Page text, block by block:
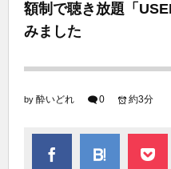
額制で聴き放題「
みました
by 酔いどれ 0 約3分